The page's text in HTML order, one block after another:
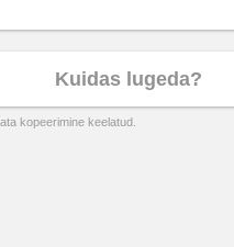
Kuidas lugeda?
kopeerimine keelatud.